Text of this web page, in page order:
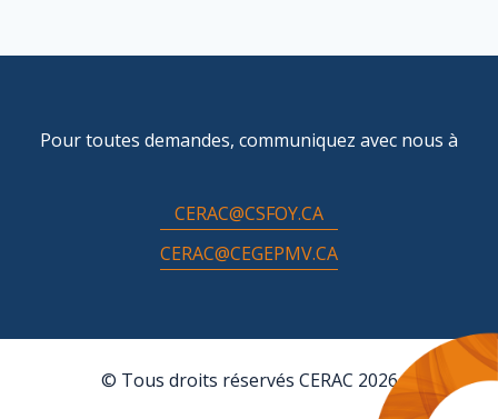
Pour toutes demandes, communiquez avec nous à
CERAC@CSFOY.CA
CERAC@CEGEPMV.CA
© Tous droits réservés CERAC 2026